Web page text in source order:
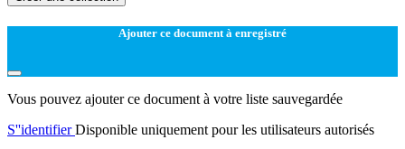
Ajouter ce document à enregistré
Vous pouvez ajouter ce document à votre liste sauvegardée
S''identifierDisponible uniquement pour les utilisateurs autorisés